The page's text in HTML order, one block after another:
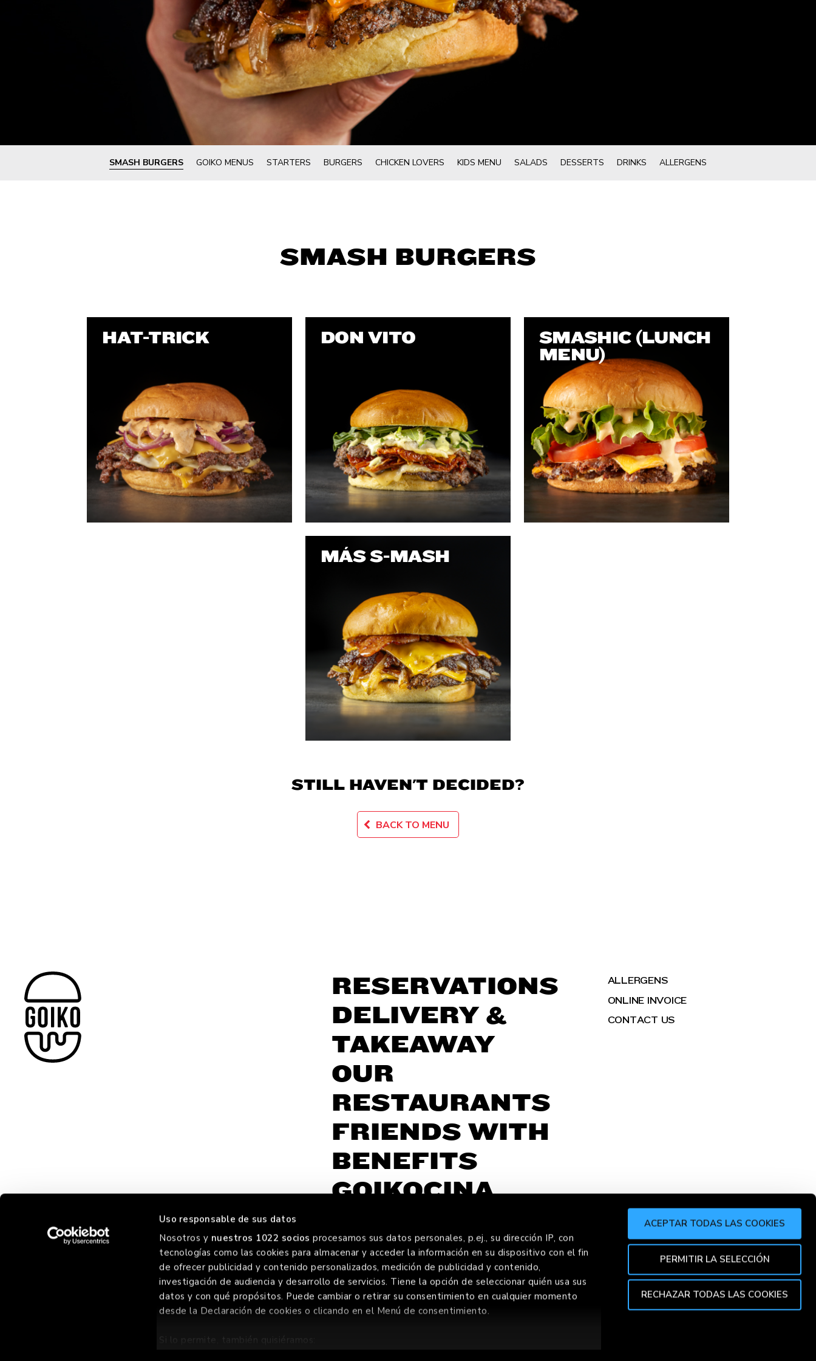
Uso responsable de sus datos
Nosotros y nuestros 1022 socios procesamos sus datos personales, p.ej., su dirección IP, con
tecnologías como las cookies para almacenar y acceder la información en su dispositivo con el fin
de ofrecer publicidad y contenido personalizados, medición de publicidad y contenido,
investigación de audiencia y desarrollo de servicios. Tiene la opción de seleccionar quién usa sus
datos y con qué propósitos. Puede cambiar o retirar su consentimiento en cualquier momento
desde la Declaración de cookies o clicando en el Menú de consentimiento.
Si lo permite, también quisiéramos:
ACEPTAR TODAS LAS COOKIES
PERMITIR LA SELECCIÓN
RECHAZAR TODAS LAS COOKIES
SMASH BURGERS GOIKO MENUS STARTERS BURGERS CHICKEN LOVERS KIDS MENU SALADS DESSERTS DRINKS ALLERGENS
SMASH BURGERS
HAT-TRICK DON VITO
SMASHIC (LUNCH
MENU)
MÁS S-MASH
STILL HAVEN'T DECIDED?
BACK TO MENU
RESERVATIONS
DELIVERY &
TAKEAWAY
OUR
RESTAURANTS
FRIENDS WITH
BENEFITS
GOIKOCINA
ALLERGENS
ONLINE INVOICE
CONTACT US
FOREVER